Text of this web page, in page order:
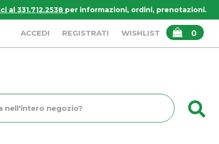
al 331.712.2538 per informazioni, ordini, prenotazioni.
ACCEDI REGISTRATI WISHLIST 0
ARTICOLI
INSERITI